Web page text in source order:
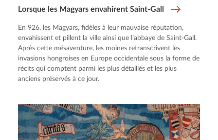
Lorsque les Magyars envahirent Saint-Gall
En 926, les Magyars, fidèles à leur mauvaise réputation,
envahissent et pillent la ville ainsi que l’abbaye de Saint-Gall.
Après cette mésaventure, les moines retranscrivent les
invasions hongroises en Europe occidentale sous la forme de
récits qui comptent parmi les plus détaillés et les plus
anciens préservés à ce jour.